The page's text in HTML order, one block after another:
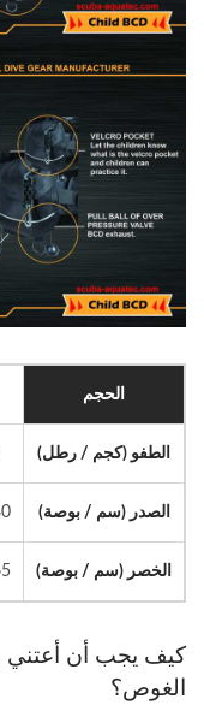
الحجم
الطفو (كجم / رطل)
الصدر (سم / بوصة)
الخصر (سم / بوصة)
كيف يجب أن أعتني
الغوص؟